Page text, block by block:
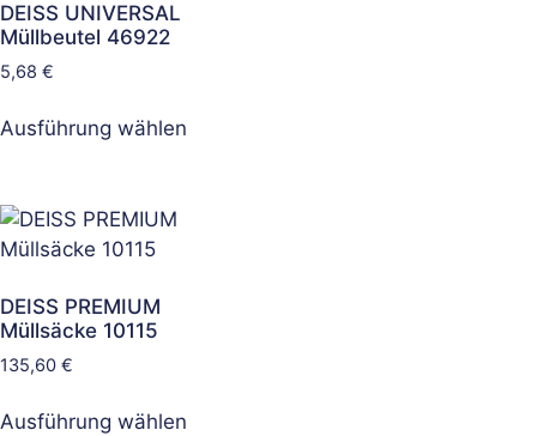
DEISS UNIVERSAL
Müllbeutel 46922
5,68 €
Ausführung wählen
DEISS PREMIUM
Müllsäcke 10115
135,60 €
Ausführung wählen